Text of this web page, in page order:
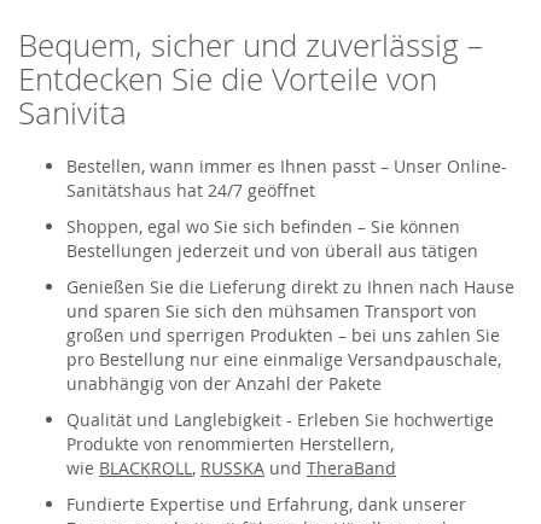
Bequem, sicher und zuverlässig –
Entdecken Sie die Vorteile von
Sanivita
Bestellen, wann immer es Ihnen passt – Unser Online-
Sanitätshaus hat 24/7 geöffnet
Shoppen, egal wo Sie sich befinden – Sie können
Bestellungen jederzeit und von überall aus tätigen
Genießen Sie die Lieferung direkt zu Ihnen nach Hause
und sparen Sie sich den mühsamen Transport von
großen und sperrigen Produkten – bei uns zahlen Sie
pro Bestellung nur eine einmalige Versandpauschale,
unabhängig von der Anzahl der Pakete
Qualität und Langlebigkeit - Erleben Sie hochwertige
Produkte von renommierten Herstellern,
wie BLACKROLL, RUSSKA und TheraBand
Fundierte Expertise und Erfahrung, dank unserer